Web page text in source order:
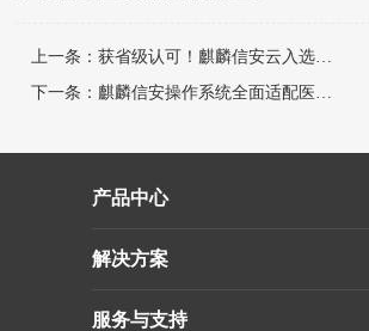
上一条：获省级认可！麒麟信安云入选湖南
下一条： 麒麟信安操作系统全面适配医疗核
产品中心
解决方案
服务与支持